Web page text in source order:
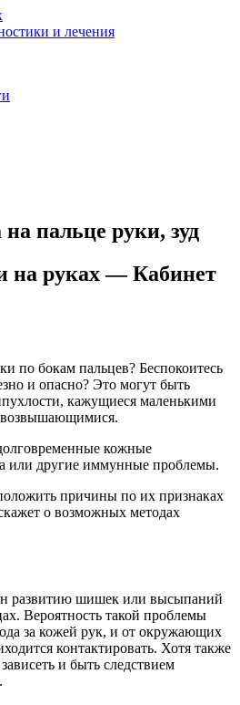
и лечения
пальце руки, зуд
руках — Кабинет
по бокам пальцев? Беспокоитесь
и опасно? Это могут быть
кажущиеся маленькими
возвышающимися.
кожные
или другие иммунные проблемы.
причины по их признаках
о возможных методах
развитию шишек или высыпаний
Вероятность такой проблемы
за кожей рук, и от окружающих
контактировать. Хотя также
и быть следствием